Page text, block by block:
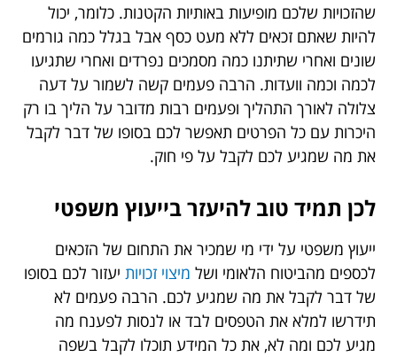
שהזכויות שלכם מופיעות באותיות הקטנות. כלומר, יכול
להיות שאתם זכאים ללא מעט כסף אבל בגלל כמה גורמים
שונים ואחרי שתיתנו כמה מסמכים נפרדים ואחרי שתגיעו
לכמה וכמה וועדות. הרבה פעמים קשה לשמור על דעה
צלולה לאורך התהליך ופעמים רבות מדובר על הליך בו רק
היכרות עם כל הפרטים תאפשר לכם בסופו של דבר לקבל
את מה שמגיע לכם לקבל על פי חוק.
לכן תמיד טוב להיעזר בייעוץ משפטי
ייעוץ משפטי על ידי מי שמכיר את התחום של הזכאים
לכספים מהביטוח הלאומי ושל מיצוי זכויות יעזור לכם בסופו
של דבר לקבל את מה שמגיע לכם. הרבה פעמים לא
תידרשו למלא את הטפסים לבד או לנסות לפענח מה
מגיע לכם ומה לא, את כל המידע תוכלו לקבל בשפה